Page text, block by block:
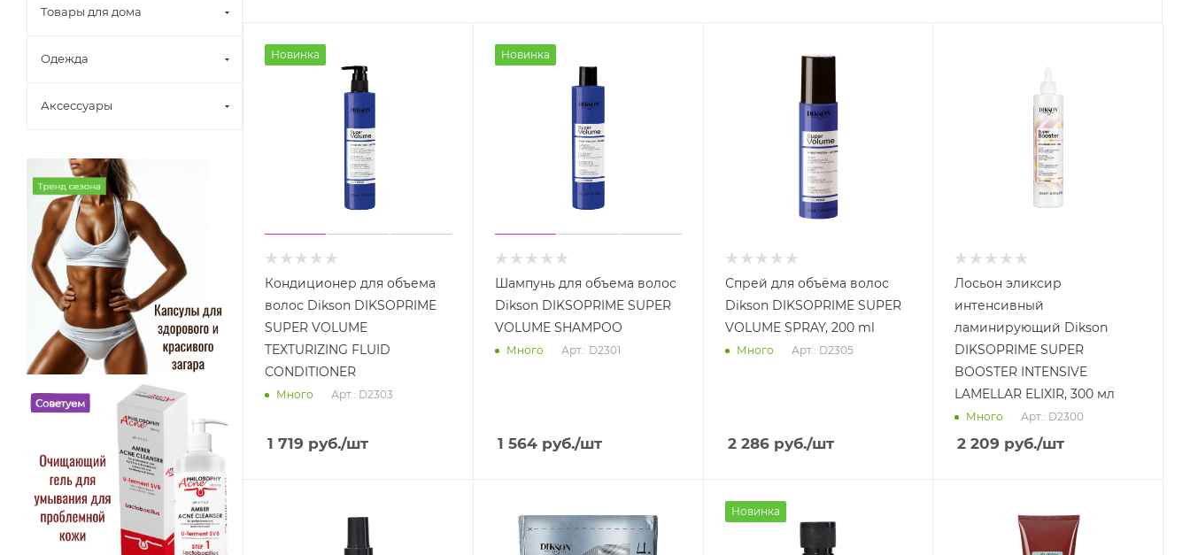
Новинка
Кондиционер для объема
волос Dikson DIKSOPRIME
SUPER VOLUME
TEXTURIZING FLUID
CONDITIONER
Много Арт.: D2303
1 719 руб./шт
Новинка
Шампунь для объема волос
Dikson DIKSOPRIME SUPER
VOLUME SHAMPOO
Много Арт.: D2301
1 564руб./шт
Спрей для объёма волос
Dikson DIKSOPRIME SUPER
VOLUME SPRAY, 200 ml
Много Арт.: D2305
2 286руб./шт
Лосьон эликсир
интенсивный
ламинирующий Dikson
DIKSOPRIME SUPER
BOOSTER INTENSIVE
LAMELLAR ELIXIR, 300 мл
Много Арт.: D2300
2 209 руб./шт
Новинка
Товары для дома
Одежда
Аксессуары